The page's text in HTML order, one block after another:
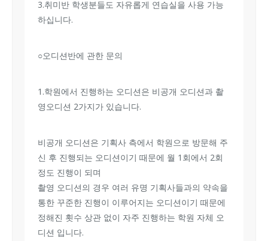
3.취미반 학생분들도 자유롭게 연습실을 사용 가능
하십니다.
○오디션반에 관한 문의
1.학원에서 진행하는 오디션은 비공개 오디션과 촬
영오디션 2가지가 있습니다.
비공개 오디션은 기획사 측에서 학원으로 방문해 주
신 후 진행되는 오디션이기 때문에 월 1회에서 2회
정도 진행이 되며
촬영 오디션의 경우 여러 유명 기획사들과의 약속을
통한 꾸준한 진행이 이루어지는 오디션이기 때문에
정해진 횟수 상관 없이 자주 진행하는 학원 자체 오
디션 입니다.